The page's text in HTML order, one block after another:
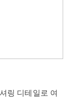
링 디테일로 여